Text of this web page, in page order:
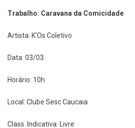
Trabalho: Caravana da Comicidade
Artista: K’Os Coletivo
Data: 03/03
Horário: 10h
Local: Clube Sesc Caucaia
Class. Indicativa: Livre